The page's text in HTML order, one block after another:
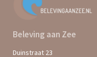
Beleving aan Zee
Duinstraat 23